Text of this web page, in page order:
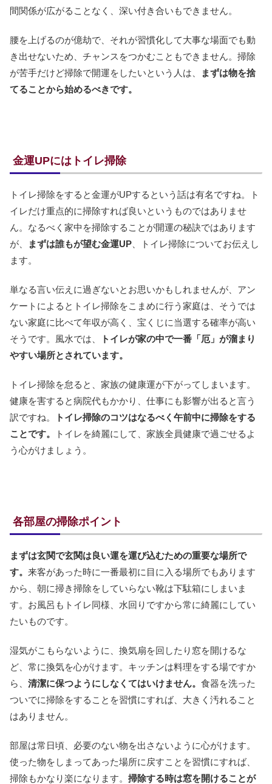
間関係が広がることなく、深い付き合いもできません。
腰を上げるのが億劫で、それが習慣化して大事な場面でも動
き出せないため、チャンスをつかむこともできません。掃除
が苦手だけど掃除で開運をしたいという人は、
まずは物を捨
てることから始めるべきです。
金運UPにはトイレ掃除
トイレ掃除をすると金運がUPするという話は有名ですね。ト
イレだけ重点的に掃除すれば良いというものではありませ
ん。なるべく家中を掃除することが開運の秘訣ではあります
が、
まずは誰もが望む金運UP 、トイレ掃除についてお伝えし
ます。
単なる言い伝えに過ぎないとお思いかもしれませんが、アン
ケートによるとトイレ掃除をこまめに行う家庭は、そうでは
ない家庭に比べて年収が高く、宝くじに当選する確率が高い
そうです。風水では、
トイレが家の中で一番「厄」が溜まり
やすい場所とされています。
トイレ掃除を怠ると、家族の健康運が下がってしまいます。
健康を害すると病院代もかかり、仕事にも影響が出ると言う
訳ですね。
トイレ掃除のコツはなるべく午前中に掃除をする
ことです。
トイレを綺麗にして、家族全員健康で過ごせるよ
う心がけましょう。
各部屋の掃除ポイント
まずは玄関で玄関は良い運を運び込むための重要な場所で
す。 来客があった時に一番最初に目に入る場所でもあります
から、朝に掃き掃除をしていらない靴は下駄箱にしまいま
す。お風呂もトイレ同様、水回りですから常に綺麗にしてい
たいものです。
湿気がこもらないように、換気扇を回したり窓を開けるな
ど、常に換気を心がけます。キッチンは料理をする場ですか
ら、 清潔に保つようにしなくてはいけません。 食器を洗った
ついでに掃除をすることを習慣にすれば、大きく汚れること
はありません。
部屋は常日頃、必要のない物を出さないように心がけます。
使った物をしまってあった場所に戻すことを習慣にすれば、
掃除もかなり楽になります。 掃除する時は窓を開けることが